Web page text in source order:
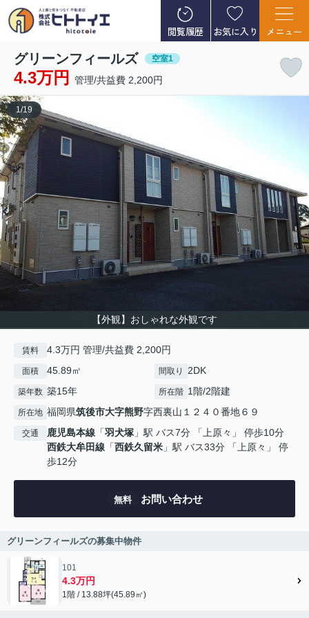
閲覧履歴 お気に入り メニュー
グリーンフィールズ 空室1
4.3万円 管理/共益費 2,200円
【外観】おしゃれな外観です
1 /19
賃料 4.3万円 管理/共益費 2,200円
面積 45.89㎡ 間取り 2DK
築年数 築15年 所在階 1階/2階建
所在地 福岡県筑後市大字熊野字西裏山１２４０番地６９
交通 鹿児島本線 「羽犬塚 」駅 バス7分 「上原々」 停歩10分
西鉄大牟田線 「西鉄久留米 」駅 バス33分 「上原々」 停
歩12分
無料 お問い合わせ
グリーンフィールズの募集中物件
101
4.3万円
1階 / 13.88坪(45.89㎡)